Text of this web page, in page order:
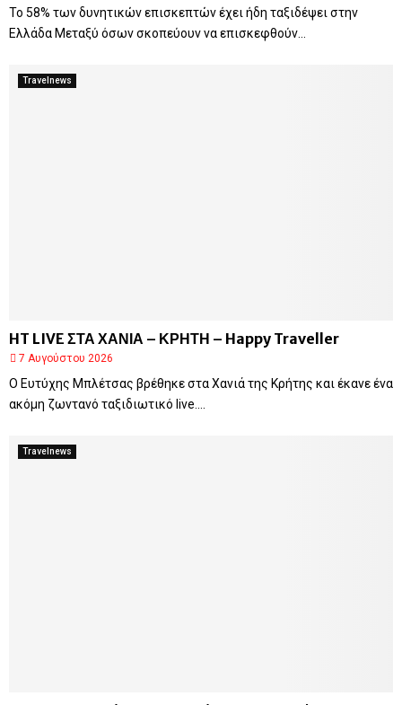
Το 58% των δυνητικών επισκεπτών έχει ήδη ταξιδέψει στην
Ελλάδα Μεταξύ όσων σκοπεύουν να επισκεφθούν...
Travelnews
HT LIVE ΣΤΑ ΧΑΝΙΑ – ΚΡΗΤΗ – Happy Traveller
7 Αυγούστου 2026
Ο Ευτύχης Μπλέτσας βρέθηκε στα Χανιά της Κρήτης και έκανε ένα
ακόμη ζωντανό ταξιδιωτικό live....
Travelnews